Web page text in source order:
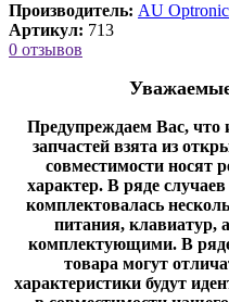
Производитель: AU
Артикул: 713
0 отзывов
Предупреждаем Вас, что
запчастей взята из
совместимости носят
характер. В ряде
комплектовалась
питания, клавиатур,
комплектующими. В
товара могут
характеристики будут